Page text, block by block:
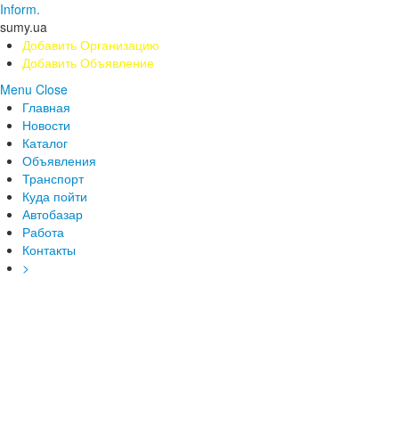
Inform.
sumy.ua
Добавить Организацию
Добавить Объявление
Menu Close
Главная
Новости
Каталог
Объявления
Транспорт
Куда пойти
Автобазар
Работа
Контакты
>